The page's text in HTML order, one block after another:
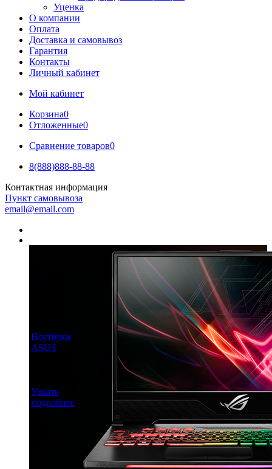
Уценка
О компании
Оплата
Доставка и самовывоз
Гарантия
Контакты
Личный кабинет
Мой кабинет
Корзина0
Отложенные0
Сравнение товаров0
8(888)888-88-88
Контактная информация
Пункт самовывоза
email@email.com
Ноутбуки
ASUS
Узнать
подробнее